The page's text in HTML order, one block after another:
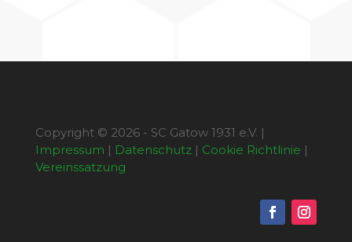
Copyright © 2026 - SC Gatow 1931 e.V. |
Impressum | Datenschutz| Cookie Richtlinie |
Vereinssatzung